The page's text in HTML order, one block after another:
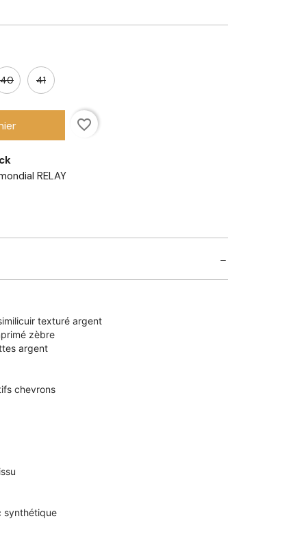
40 41
favorite_border
RELAY
texturé argent
zèbre
argent
chevrons
synthétique